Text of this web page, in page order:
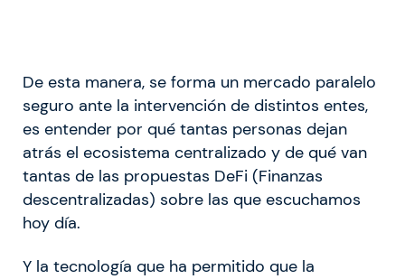
De esta manera, se forma un mercado paralelo
seguro ante la intervención de distintos entes,
es entender por qué tantas personas dejan
atrás el ecosistema centralizado y de qué van
tantas de las propuestas DeFi (Finanzas
descentralizadas) sobre las que escuchamos
hoy día.
Y la tecnología que ha permitido que la